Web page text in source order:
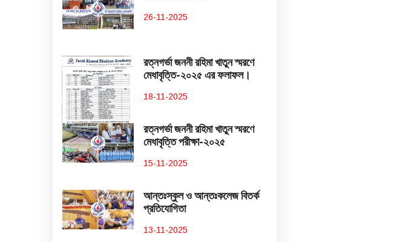
26-11-2025
রত্নগর্ভা জননী রহিমা খাতুন স্মরণে
মেধাবৃত্তি-২০২৫ এর ফলাফল।
18-11-2025
রত্নগর্ভা জননী রহিমা খাতুন স্মরণে
মেধাবৃত্তি পরীক্ষা-২০২৫
15-11-2025
আন্তঃস্কুল ও আন্তঃকলেজ বিতর্ক
প্রতিযোগিতা
13-11-2025